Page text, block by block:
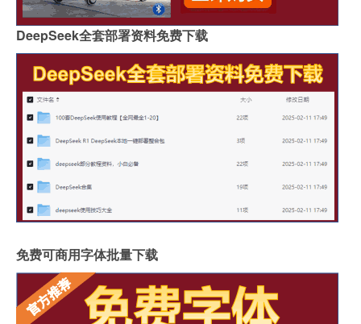
DeepSeek全套部署资料免费下载
免费可商用字体批量下载